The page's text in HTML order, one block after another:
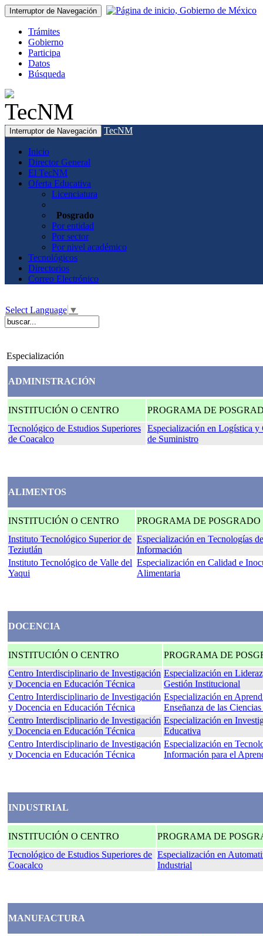
Interruptor de Navegación
Trámites
Gobierno
Participa
Datos
Búsqueda
Interruptor de Navegación TecNM
Inicio
Director General
El TecNM
Oferta Educativa
Licenciatura
Posgrado
Por entidad
Por sector
Por nivel académico
Tecnológicos
Directorios
Correo Electrónico
Select Language ▼
Especialización
ADMINISTRACIÓN
INSTITUCIÓN O CENTRO
PROGRAMA DE
Tecnológico de Estudios Superiores
de Coacalco
Especialización en Logística y
de Suministro
ALIMENTOS
INSTITUCIÓN O CENTRO
PROGRAMA DE POSGRADO
Instituto Tecnológico Superior de
Teziutlán
Especialización en Tecnologías
Información
Instituto Tecnológico de Valle del
Yaqui
Especialización en Calidad e
Alimentaria
DOCENCIA
INSTITUCIÓN O CENTRO
PROGRAMA DE
Centro Interdisciplinario de Investigación
y Docencia en Educación Técnica
Especialización en
Gestión Institucional
Centro Interdisciplinario de Investigación
y Docencia en Educación Técnica
Especialización en
Enseñanza de las
Centro Interdisciplinario de Investigación
y Docencia en Educación Técnica
Especialización en
Educativa
Centro Interdisciplinario de Investigación
y Docencia en Educación Técnica
Especialización en
Información para el
INDUSTRIAL
INSTITUCIÓN O CENTRO
PROGRAMA DE
Tecnológico de Estudios Superiores de
Coacalco
Especialización en
Industrial
MANUFACTURA